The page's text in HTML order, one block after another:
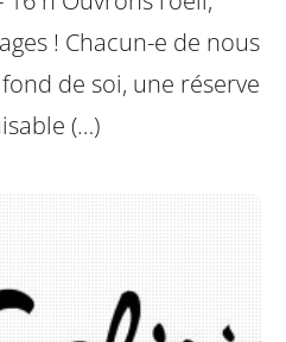
! Chacun-e de nous
de soi, une réserve
(…)